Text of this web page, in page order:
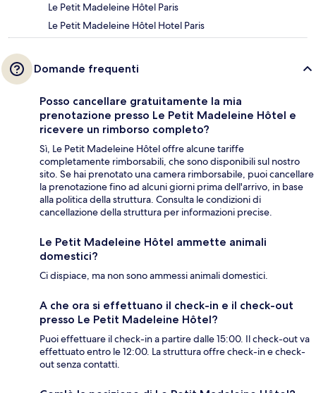
Le Petit Madeleine Hôtel Paris
Le Petit Madeleine Hôtel Hotel Paris
Domande frequenti
Posso cancellare gratuitamente la mia
prenotazione presso Le Petit Madeleine Hôtel e
ricevere un rimborso completo?
Sì, Le Petit Madeleine Hôtel offre alcune tariffe
completamente rimborsabili, che sono disponibili sul nostro
sito. Se hai prenotato una camera rimborsabile, puoi cancellare
la prenotazione fino ad alcuni giorni prima dell'arrivo, in base
alla politica della struttura. Consulta le condizioni di
cancellazione della struttura per informazioni precise.
Le Petit Madeleine Hôtel ammette animali
domestici?
Ci dispiace, ma non sono ammessi animali domestici.
A che ora si effettuano il check-in e il check-out
presso Le Petit Madeleine Hôtel?
Puoi effettuare il check-in a partire dalle 15:00. Il check-out va
effettuato entro le 12:00. La struttura offre check-in e check-
out senza contatti.